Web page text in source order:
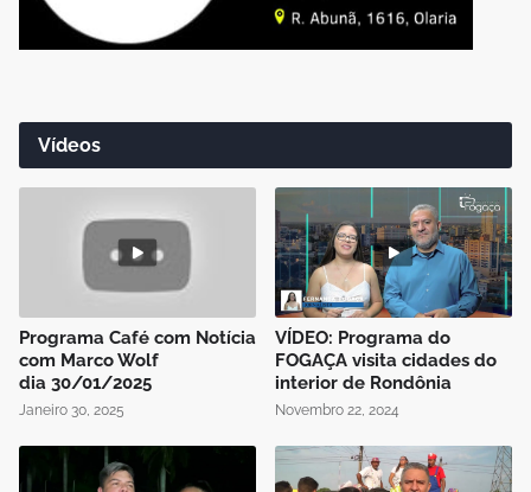
Vídeos
Programa Café com Notícia
com Marco Wolf
dia 30/01/2025
Janeiro 30, 2025
VÍDEO: Programa do
FOGAÇA visita cidades do
interior de Rondônia
Novembro 22, 2024